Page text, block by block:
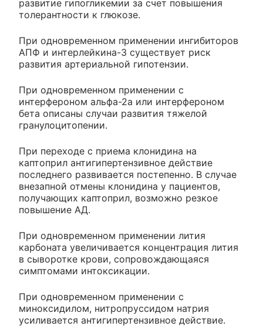
развитие гипогликемии за счет повышения
толерантности к глюкозе.
При одновременном применении ингибиторов
АПФ и интерлейкина-3 существует риск
развития артериальной гипотензии.
При одновременном применении с
интерфероном альфа-2а или интерфероном
бета описаны случаи развития тяжелой
гранулоцитопении.
При переходе с приема клонидина на
каптоприл антигипертензивное действие
последнего развивается постепенно. В случае
внезапной отмены клонидина у пациентов,
получающих каптоприл, возможно резкое
повышение АД.
При одновременном применении лития
карбоната увеличивается концентрация лития
в сыворотке крови, сопровождающаяся
симптомами интоксикации.
При одновременном применении с
миноксидилом, нитропруссидом натрия
усиливается антигипертензивное действие.